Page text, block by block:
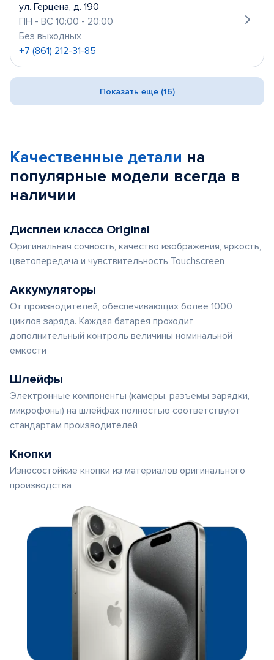
ул. Герцена, д. 190
ПН - ВС 10:00 - 20:00
Без выходных
+7 (861) 212-31-85
Показать еще (16)
Качественные детали на
популярные модели всегда в
наличии
Дисплеи класса Original
Оригинальная сочность, качество изображения, яркость,
цветопередача и чувствительность Touchscreen
Аккумуляторы
От производителей, обеспечивающих более 1000
циклов заряда. Каждая батарея проходит
дополнительный контроль величины номинальной
емкости
Шлейфы
Электронные компоненты (камеры, разъемы зарядки,
микрофоны) на шлейфах полностью соответствуют
стандартам производителей
Кнопки
Износостойкие кнопки из материалов оригинального
производства